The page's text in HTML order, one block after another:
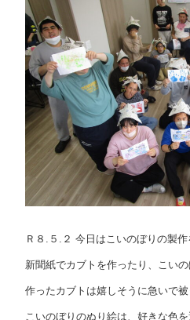
Ｒ８.５.２ 今日はこいのぼりの製
新聞紙でカブトを作ったり、こいの
作ったカブトは嬉しそうに急いで
こいのぼりのぬり絵は、好きな色